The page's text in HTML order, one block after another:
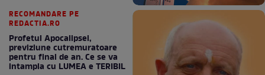
RECOMANDARE PE
REDACTIA.RO
Profetul Apocalipsei,
previziune cutremuratoare
pentru final de an. Ce se va
intampla cu LUMEA e TERIBIL